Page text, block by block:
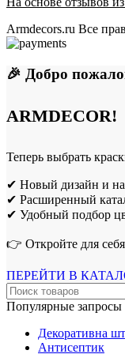
Armdecors.ru Все
🎉 Добро
ARMDECOR!
Теперь выбрать
✔ Новый дизайн и
✔ Расширенный
✔ Удобный подбор
👉 Откройте для
ПЕРЕЙТИ В
Популярные запросы
Декоративна
Антисептик